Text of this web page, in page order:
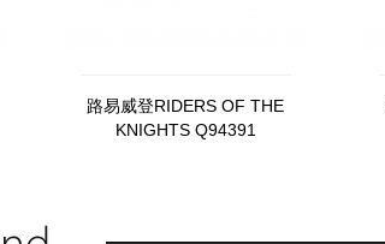
路易威登RIDERS OF THE
KNIGHTS Q94391